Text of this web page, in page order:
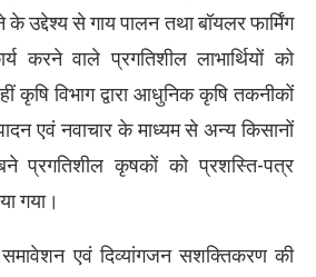
के उद्देश्य से गाय पालन तथा बॉयलर फार्मिंग
करने वाले प्रगतिशील लाभार्थियों को
कृषि विभाग द्वारा आधुनिक कृषि तकनीकों
एवं नवाचार के माध्यम से अन्य किसानों
प्रगतिशील कृषकों को प्रशस्ति-पत्र
गया।
समावेशन एवं दिव्यांगजन सशक्तिकरण की